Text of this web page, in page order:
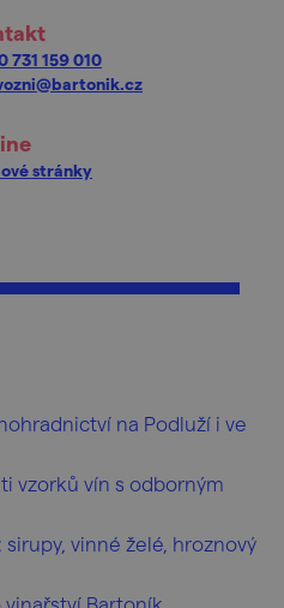
731 159 010
stránky
na Podluží i ve
vzorků vín s odborným
vinné želé, hroznový
Bartoník